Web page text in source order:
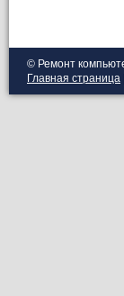
© Ремонт
Главная страница